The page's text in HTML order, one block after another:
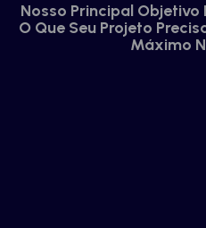
Nosso Principal Objetivo
O Que Seu Projeto
Máximo